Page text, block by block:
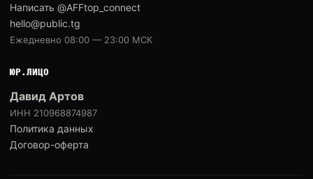
Написать @AFFtop_connect
hello@public.tg
Ежедневно 08:00 — 23:00 МСК
ЮР.ЛИЦО
Давид Артов
ИНН 210968874987
Политика данных
Договор-оферта